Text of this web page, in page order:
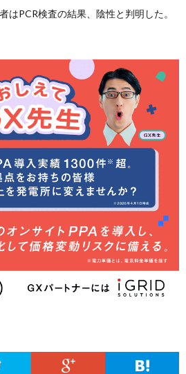
はPCR検査の結果、陰性と判明した。